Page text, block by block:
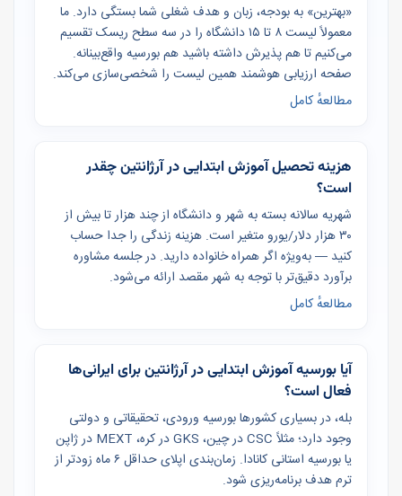
«بهترین» به بودجه، زبان و هدف شغلی شما بستگی دارد. ما
معمولاً لیست ۸ تا ۱۵ دانشگاه را در سه سطح ریسک تقسیم
می‌کنیم تا هم پذیرش داشته باشید هم بورسیه واقع‌بینانه.
صفحه ارزیابی هوشمند همین لیست را شخصی‌سازی می‌کند.
مطالعهٔ کامل
هزینه تحصیل آموزش ابتدایی در آرژانتین چقدر
است؟
شهریه سالانه بسته به شهر و دانشگاه از چند هزار تا بیش از
۳۰ هزار دلار/یورو متغیر است. هزینه زندگی را جدا حساب
کنید — به‌ویژه اگر همراه خانواده دارید. در جلسه مشاوره
برآورد دقیق‌تر با توجه به شهر مقصد ارائه می‌شود.
مطالعهٔ کامل
آیا بورسیه آموزش ابتدایی در آرژانتین برای ایرانی‌ها
فعال است؟
بله، در بسیاری کشورها بورسیه ورودی، تحقیقاتی و دولتی
وجود دارد؛ مثلاً CSC در چین، GKS در کره، MEXT در ژاپن
یا بورسیه استانی کانادا. زمان‌بندی اپلای حداقل ۶ ماه زودتر از
ترم هدف برنامه‌ریزی شود.